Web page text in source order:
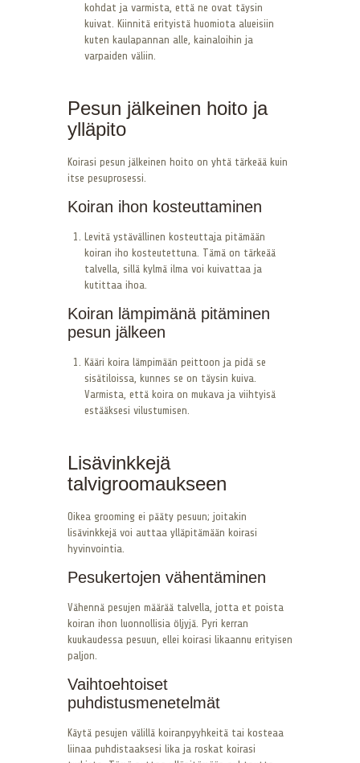
kohdat ja varmista, että ne ovat täysin
kuivat. Kiinnitä erityistä huomiota alueisiin
kuten kaulapannan alle, kainaloihin ja
varpaiden väliin.
Pesun jälkeinen hoito ja
ylläpito
Koirasi pesun jälkeinen hoito on yhtä tärkeää kuin
itse pesuprosessi.
Koiran ihon kosteuttaminen
Levitä ystävällinen kosteuttaja pitämään
koiran iho kosteutettuna. Tämä on tärkeää
talvella, sillä kylmä ilma voi kuivattaa ja
kutittaa ihoa.
Koiran lämpimänä pitäminen
pesun jälkeen
Kääri koira lämpimään peittoon ja pidä se
sisätiloissa, kunnes se on täysin kuiva.
Varmista, että koira on mukava ja viihtyisä
estääksesi vilustumisen.
Lisävinkkejä
talvigroomaukseen
Oikea grooming ei pääty pesuun; joitakin
lisävinkkejä voi auttaa ylläpitämään koirasi
hyvinvointia.
Pesukertojen vähentäminen
Vähennä pesujen määrää talvella, jotta et poista
koiran ihon luonnollisia öljyjä. Pyri kerran
kuukaudessa pesuun, ellei koirasi likaannu erityisen
paljon.
Vaihtoehtoiset
puhdistusmenetelmät
Käytä pesujen välillä koiranpyyhkeitä tai kosteaa
liinaa puhdistaaksesi lika ja roskat koirasi